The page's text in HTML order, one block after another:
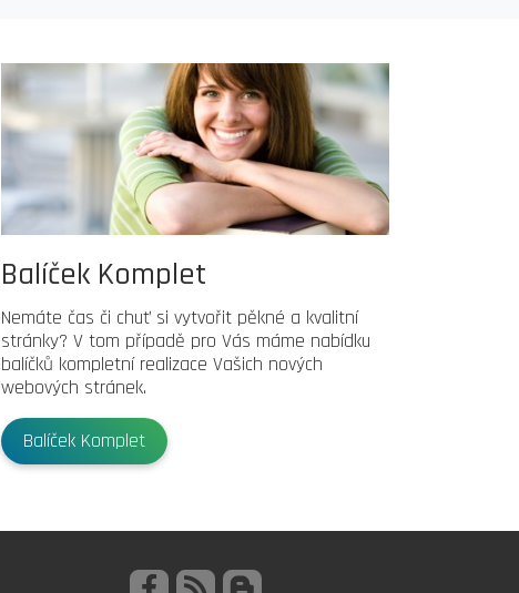
Balíček Komplet
Nemáte čas či chuť si vytvořit pěkné a kvalitní
stránky? V tom případě pro Vás máme nabídku
balíčků kompletní realizace Vašich nových
webových stránek.
Balíček Komplet